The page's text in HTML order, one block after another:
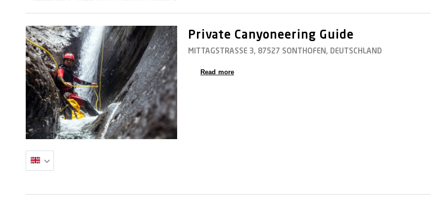
Private Canyoneering Guide
MITTAGSTRASSE 3, 87527 SONTHOFEN, DEUTSCHLAND
Read more